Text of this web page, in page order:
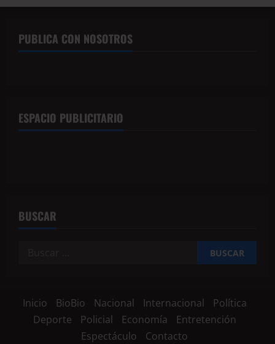
PUBLICA CON NOSOTROS
ESPACIO PUBLICITARIO
BUSCAR
Inicio BioBio Nacional Internacional
Política
Deporte
Policial Economía
Entretención
Espectáculo
Contacto